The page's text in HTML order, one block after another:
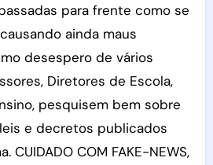
para frente como se
ainda maus
desespero de vários
Diretores de Escola,
pesquisem bem sobre
e decretos publicados
CUIDADO COM FAKE-NEWS,